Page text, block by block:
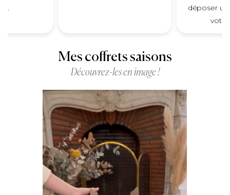
déposer
Mes coffrets saisons
Découvrez-les en image !